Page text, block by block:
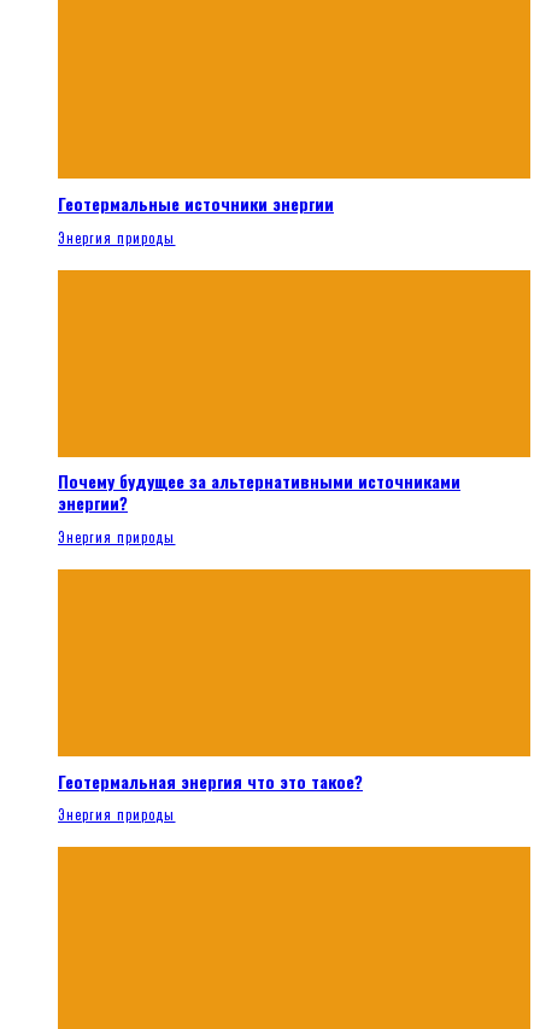
Геотермальные источники энергии
Энергия природы
Почему будущее за альтернативными источниками
энергии?
Энергия природы
Геотермальная энергия что это такое?
Энергия природы